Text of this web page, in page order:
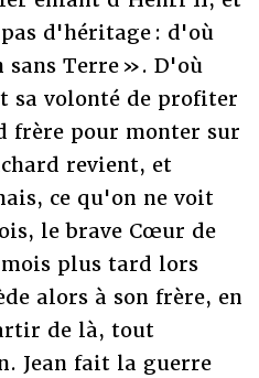
d'héritage : d'où
sans Terre ». D'où
sa volonté de profiter
frère pour monter sur
revient, et
ce qu'on ne voit
le brave Cœur de
plus tard lors
alors à son frère, en
de là, tout
Jean fait la guerre